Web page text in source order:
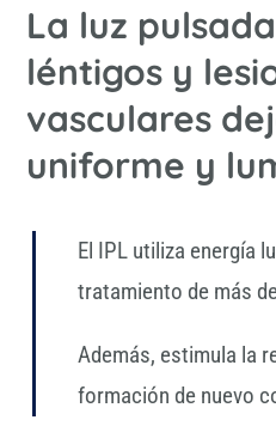
La luz
léntigos y
vasculares
uniforme y
El IPL utiliza energía
tratamiento de más
Además, estimula la
formación de nuevo